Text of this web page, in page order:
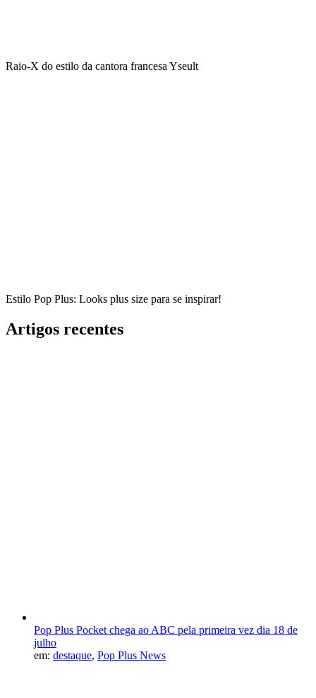
Raio-X do estilo da cantora francesa Yseult
Estilo Pop Plus: Looks plus size para se inspirar!
Artigos recentes
Pop Plus Pocket chega ao ABC pela primeira vez dia 18 de
julho
em: destaque, Pop Plus News